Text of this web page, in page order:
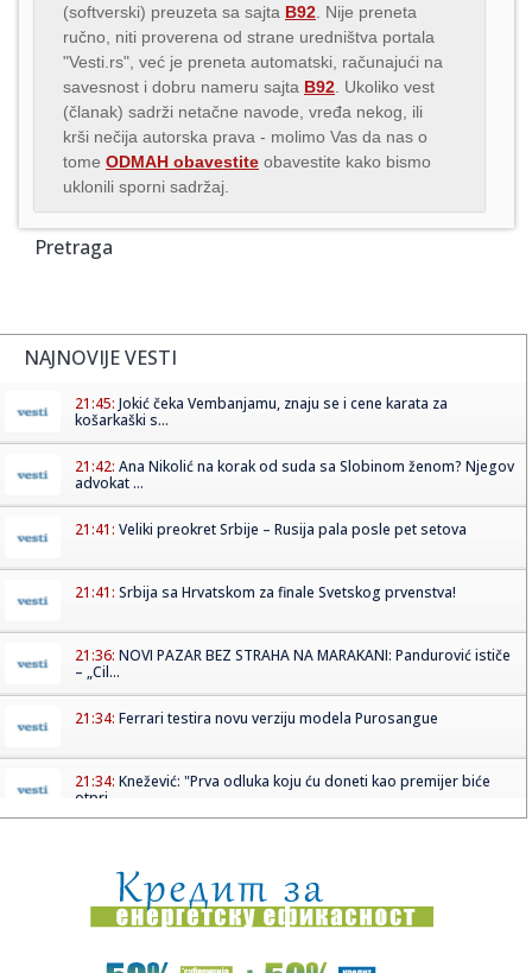
(softverski) preuzeta sa sajta B92 . Nije preneta
ručno, niti proverena od strane uredništva portala
"Vesti.rs", već je preneta automatski, računajući na
savesnost i dobru nameru sajta B92 . Ukoliko vest
(članak) sadrži netačne navode, vređa nekog, ili
krši nečija autorska prava - molimo Vas da nas o
tome ODMAH obavestite obavestite kako bismo
uklonili sporni sadržaj.
Pretraga
NAJNOVIJE VESTI
21:45: Jokić čeka Vembanjamu, znaju se i cene karata za
košarkaški s...
21:42: Ana Nikolić na korak od suda sa Slobinom ženom? Njegov
advokat ...
21:41: Veliki preokret Srbije – Rusija pala posle pet setova
21:41: Srbija sa Hrvatskom za finale Svetskog prvenstva!
21:36: NOVI PAZAR BEZ STRAHA NA MARAKANI: Pandurović ističe
– „Cil...
21:34: Ferrari testira novu verziju modela Purosangue
21:34: Knežević: "Prva odluka koju ću doneti kao premijer biće
otpri...
21:31:Litvanija srušila Srbiju na startu Evrobasketa – dominirao
Ša...